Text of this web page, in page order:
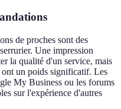
de proches sont des
Une impression
la qualité d'un service, mais
ont un poids significatif. Les
My Business ou les forums
sur l'expérience d'autres